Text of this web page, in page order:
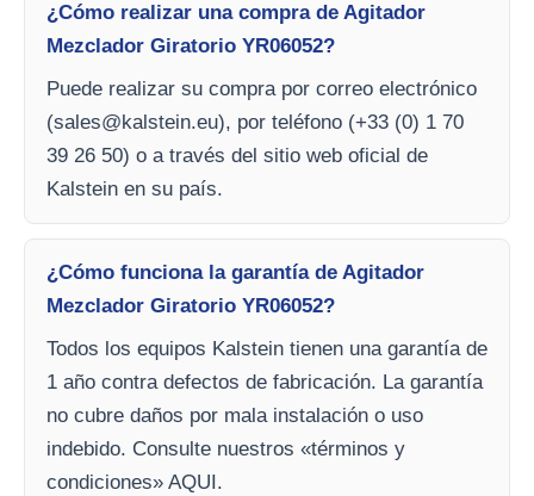
¿Cómo realizar una compra de Agitador
Mezclador Giratorio YR06052?
Puede realizar su compra por correo electrónico
(sales@kalstein.eu), por teléfono (+33 (0) 1 70
39 26 50) o a través del sitio web oficial de
Kalstein en su país.
¿Cómo funciona la garantía de Agitador
Mezclador Giratorio YR06052?
Todos los equipos Kalstein tienen una garantía de
1 año contra defectos de fabricación. La garantía
no cubre daños por mala instalación o uso
indebido. Consulte nuestros «términos y
condiciones» AQUI.